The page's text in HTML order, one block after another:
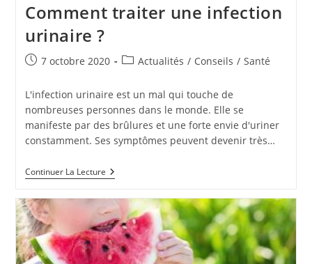
Comment traiter une infection
urinaire ?
Publication
7 octobre 2020
PostActualités / Conseils / Santé
L'infection urinaire est un mal qui touche de
nombreuses personnes dans le monde. Elle se
manifeste par des brûlures et une forte envie d'uriner
constamment. Ses symptômes peuvent devenir très…
Continuer La LectureComment
Traiter
Infection
Urinaire
?